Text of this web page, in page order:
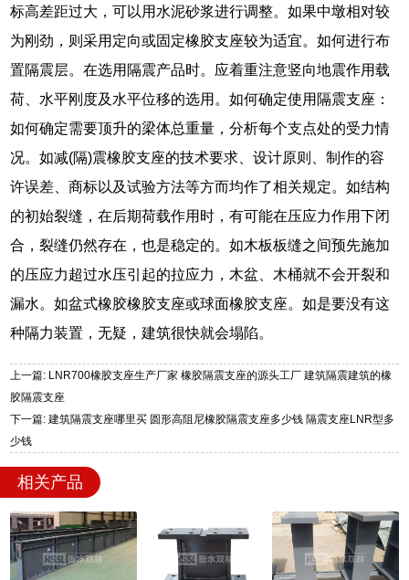
标高差距过大，可以用水泥砂浆进行调整。如果中墩相对较
为刚劲，则采用定向或固定橡胶支座较为适宜。如何进行布
置隔震层。在选用隔震产品时。应着重注意竖向地震作用载
荷、水平刚度及水平位移的选用。如何确定使用隔震支座：
如何确定需要顶升的梁体总重量，分析每个支点处的受力情
况。如减(隔)震橡胶支座的技术要求、设计原则、制作的容
许误差、商标以及试验方法等方而均作了相关规定。如结构
的初始裂缝，在后期荷载作用时，有可能在压应力作用下闭
合，裂缝仍然存在，也是稳定的。如木板板缝之间预先施加
的压应力超过水压引起的拉应力，木盆、木桶就不会开裂和
漏水。如盆式橡胶橡胶支座或球面橡胶支座。如是要没有这
种隔力装置，无疑，建筑很快就会塌陷。
上一篇: LNR700橡胶支座生产厂家 橡胶隔震支座的源头工厂 建筑隔震建筑的橡
胶隔震支座
下一篇: 建筑隔震支座哪里买 圆形高阻尼橡胶隔震支座多少钱 隔震支座LNR型多
少钱
相关产品